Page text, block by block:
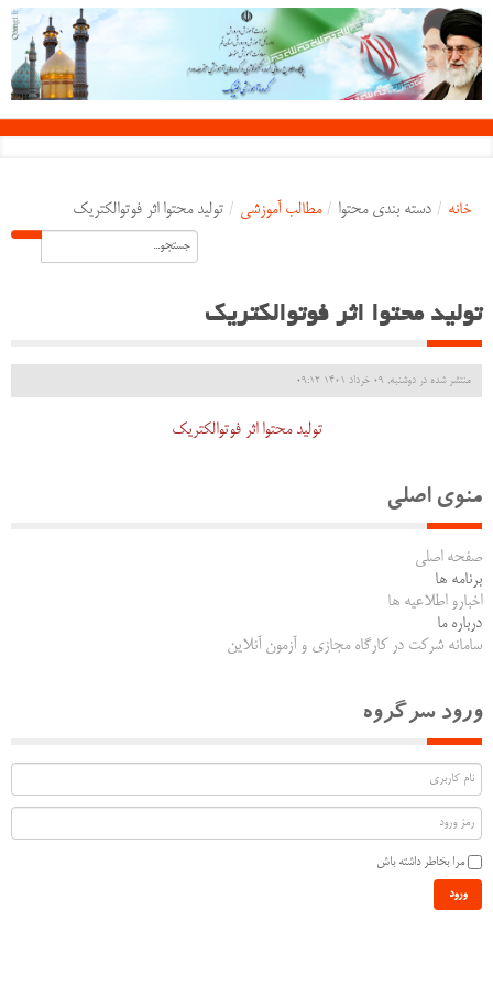
خانه / دسته بندی محتوا / مطالب آموزشی / تولید محتوا اثر فوتوالکتریک
تولید محتوا اثر فوتوالکتریک
منتشر شده در دوشنبه, 09 خرداد 1401 09:12
تولید محتوا اثر فوتوالکتریک
منوی اصلی
صفحه اصلی
برنامه ها
اخبارو اطلاعیه ها
درباره ما
سامانه شرکت در کارگاه مجازی و آزمون آنلاین
ورود سرگروه
مرا بخاطر داشته باش
ورود